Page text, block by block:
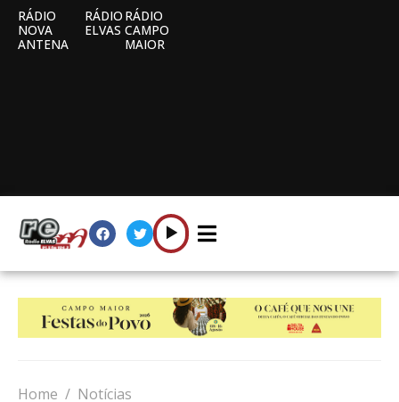
RÁDIO
NOVA
ANTENA
RÁDIO
ELVAS
RÁDIO
CAMPO
MAIOR
Home
Notícias